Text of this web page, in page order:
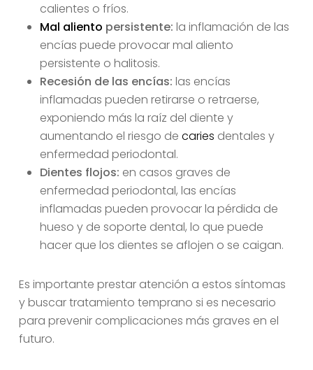
calientes o fríos.
Mal aliento persistente: la inflamación de las
encías puede provocar mal aliento
persistente o halitosis.
Recesión de las encías: las encías
inflamadas pueden retirarse o retraerse,
exponiendo más la raíz del diente y
aumentando el riesgo de caries dentales y
enfermedad periodontal.
Dientes flojos: en casos graves de
enfermedad periodontal, las encías
inflamadas pueden provocar la pérdida de
hueso y de soporte dental, lo que puede
hacer que los dientes se aflojen o se caigan.
Es importante prestar atención a estos síntomas
y buscar tratamiento temprano si es necesario
para prevenir complicaciones más graves en el
futuro.